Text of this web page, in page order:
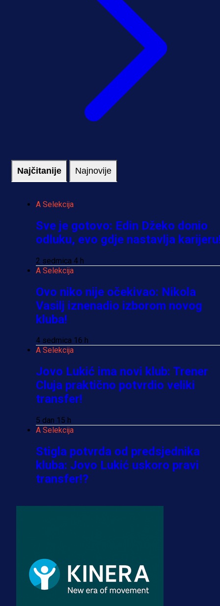
Najčitanije Najnovije
A Selekcija
Sve je gotovo: Edin Džeko donio
odluku, evo gdje nastavlja
2 sedmica 4 h
A Selekcija
Ovo niko nije očekivao: Nikola
Vasilj iznenadio izborom novog
kluba!
4 sedmica 16 h
A Selekcija
Jovo Lukić ima novi klub: Trener
Cluja praktično potvrdio veliki
transfer!
5 dan 15 h
A Selekcija
Stigla potvrda od predsjednika
kluba: Jovo Lukić uskoro pravi
transfer!?
dres BiH!
3 sedmica 5 dan
Premijer liga BiH